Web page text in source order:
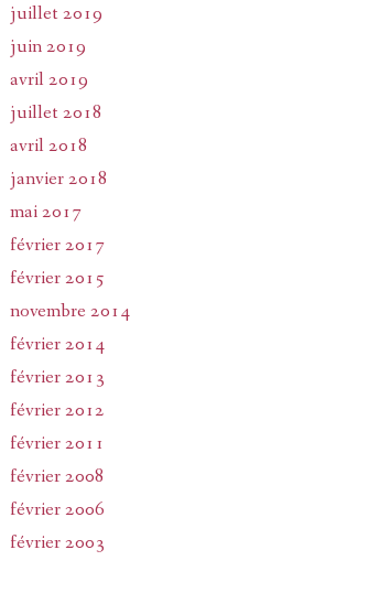
juillet 2019
juin 2019
avril 2019
juillet 2018
avril 2018
janvier 2018
mai 2017
février 2017
février 2015
novembre 2014
février 2014
février 2013
février 2012
février 2011
février 2008
février 2006
février 2003